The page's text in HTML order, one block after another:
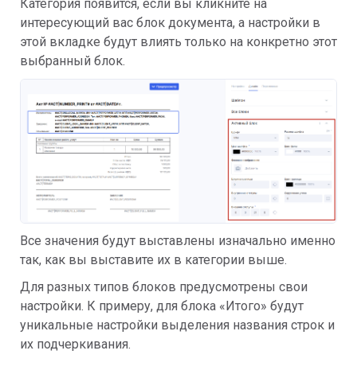
Категория появится, если вы кликните на
интересующий вас блок документа, а настройки в
этой вкладке будут влиять только на конкретно этот
выбранный блок.
Все значения будут выставлены изначально именно
так, как вы выставите их в категории выше.
Для разных типов блоков предусмотрены свои
настройки. К примеру, для блока «Итого» будут
уникальные настройки выделения названия строк и
их подчеркивания.